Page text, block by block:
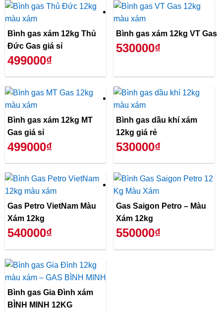
Bình gas xám 12kg Thủ
Đức Gas giá sỉ
499000₫
Bình gas xám 12kg VT Gas
530000₫
Bình gas xám 12kg MT
Gas giá sỉ
499000₫
Bình gas dầu khí xám
12kg giá rẻ
530000₫
Gas Petro VietNam Màu
Xám 12kg
540000₫
Gas Saigon Petro – Màu
Xám 12kg
550000₫
Bình gas Gia Đình xám
BÌNH MINH 12KG